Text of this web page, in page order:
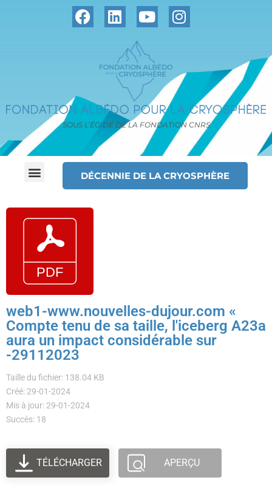
SOUS L’ÉGIDE DE LA FONDATION CNRS
DÉCENNIE DE LA CRYOSPHÈRE
web1-www.nouvelles-dujour.com «
Compte tenu de sa taille, l'iceberg A23a
aura un impact considérable sur
-29112023
Taille du fichier: 138.04 KB
Créé: 29-01-2024
Mis à jour: 29-01-2024
Succès: 18
TÉLÉCHARGER APERÇU